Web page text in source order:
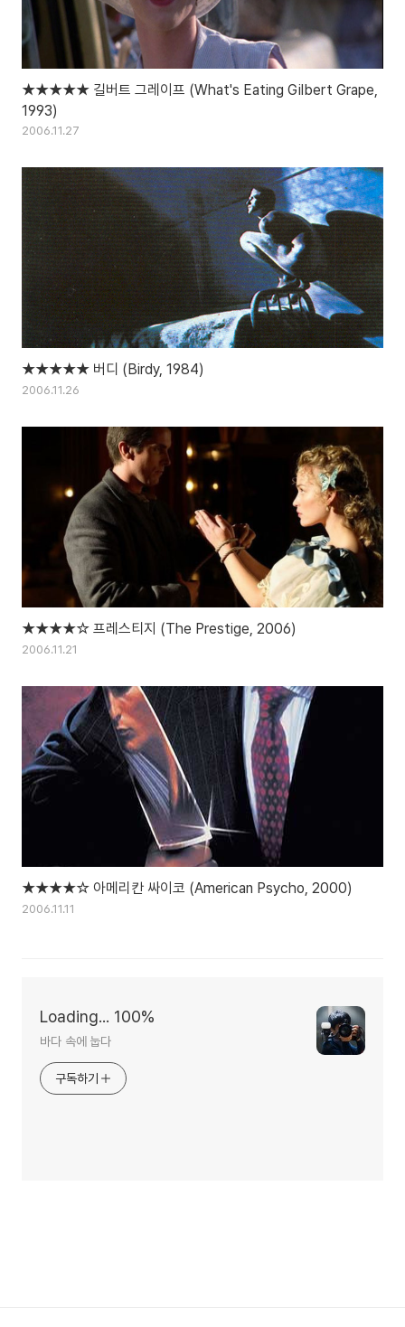
★★★★★ 길버트 그레이프 (What's Eating Gilbert Grape,
1993)
2006.11.27
★★★★★ 버디 (Birdy, 1984)
2006.11.26
★★★★☆ 프레스티지 (The Prestige, 2006)
2006.11.21
★★★★☆ 아메리칸 싸이코 (American Psycho, 2000)
2006.11.11
Loading... 100%
바다 속에 눕다
구독하기